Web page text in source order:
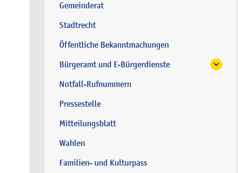
Gemeinderat
Stadtrecht
Öffentliche Bekanntmachungen
Bürgeramt und E-Bürgerdienste
Notfall-Rufnummern
Pressestelle
Mitteilungsblatt
Wahlen
Familien- und Kulturpass